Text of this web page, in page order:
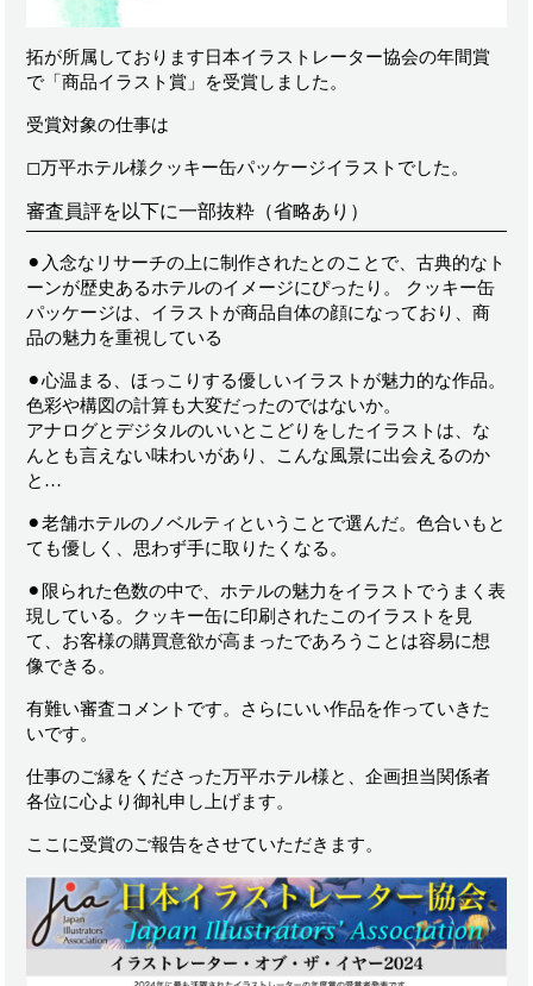
拓が所属しております日本イラストレーター協会の年間賞
で「商品イラスト賞」を受賞しました。
受賞対象の仕事は
◻︎万平ホテル様クッキー缶パッケージイラストでした。
審査員評を以下に一部抜粋（省略あり）
⚫︎入念なリサーチの上に制作されたとのことで、古典的なト
ーンが歴史あるホテルのイメージにぴったり。 クッキー缶
パッケージは、イラストが商品自体の顔になっており、商
品の魅力を重視している
⚫︎心温まる、ほっこりする優しいイラストが魅力的な作品。
色彩や構図の計算も大変だったのではないか。
アナログとデジタルのいいとこどりをしたイラストは、な
んとも言えない味わいがあり、こんな風景に出会えるのか
と…
⚫︎老舗ホテルのノベルティということで選んだ。色合いもと
ても優しく、思わず手に取りたくなる。
⚫︎ 限られた色数の中で、ホテルの魅力をイラストでうまく表
現している。クッキー缶に印刷されたこのイラストを見
て、お客様の購買意欲が高まったであろうことは容易に想
像できる。
有難い審査コメントです。さらにいい作品を作っていきた
いです。
仕事のご縁をくださった万平ホテル様と、企画担当関係者
各位に心より御礼申し上げます。
ここに受賞のご報告をさせていただきます。